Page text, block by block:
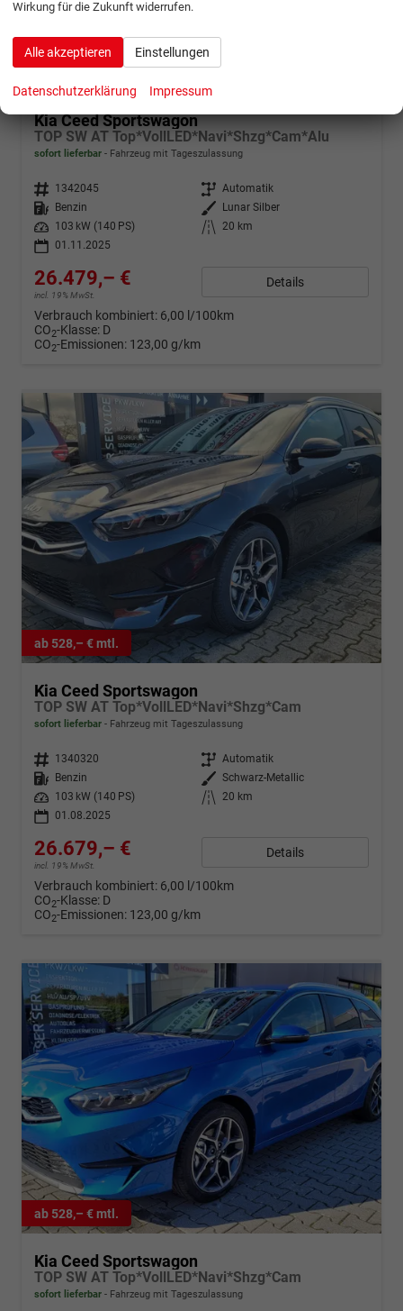
Kia Ceed Sportswagon
TOP SW AT Top*VollLED*Navi*Shzg*Cam*Alu
sofort lieferbar Fahrzeug mit Tageszulassung
Fahrzeugnr. 1342045 Getriebe Automatik
Kraftstoff
Benzin Außenfarbe
Lunar Silber
Leistung
103 kW (140 PS) Kilometerstand
20 km
01.11.2025
26.479,– €
incl. 19% MwSt.
Details
Verbrauch kombiniert: 6,00 l/100km
CO2-Klasse: D
CO2-Emissionen: 123,00 g/km
ab 528,– € mtl.
Kia Ceed Sportswagon
TOP SW AT Top*VollLED*Navi*Shzg*Cam
sofort lieferbar Fahrzeug mit Tageszulassung
Fahrzeugnr. 1340320 Getriebe Automatik
Kraftstoff
Benzin Außenfarbe Schwarz-Metallic
Leistung
103 kW (140 PS) Kilometerstand
20 km
01.08.2025
26.679,– €
incl. 19% MwSt.
Details
Verbrauch kombiniert: 6,00 l/100km
CO2-Klasse: D
CO2-Emissionen: 123,00 g/km
ab 528,– € mtl.
Kia Ceed Sportswagon
TOP SW AT Top*VollLED*Navi*Shzg*Cam
sofort lieferbar Fahrzeug mit Tageszulassung
Wirkung für die Zukunft widerrufen.
Alle akzeptieren Einstellungen
Datenschutzerklärung Impressum